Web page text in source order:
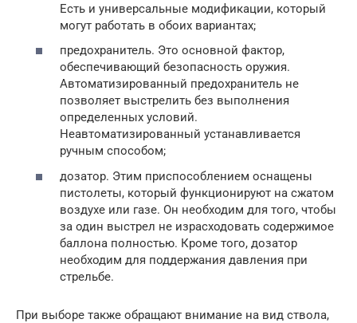
Есть и универсальные модификации, который
могут работать в обоих вариантах;
предохранитель. Это основной фактор,
обеспечивающий безопасность оружия.
Автоматизированный предохранитель не
позволяет выстрелить без выполнения
определенных условий.
Неавтоматизированный устанавливается
ручным способом;
дозатор. Этим приспособлением оснащены
пистолеты, который функционируют на сжатом
воздухе или газе. Он необходим для того, чтобы
за один выстрел не израсходовать содержимое
баллона полностью. Кроме того, дозатор
необходим для поддержания давления при
стрельбе.
При выборе также обращают внимание на вид ствола,